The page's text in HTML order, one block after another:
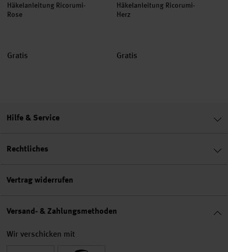
Häkelanleitung Ricorumi-
Rose
Gratis
Häkelanleitung Ricorumi-
Herz
Gratis
Hilfe & Service
Rechtliches
Vertrag widerrufen
Versand- & Zahlungsmethoden
Wir verschicken mit